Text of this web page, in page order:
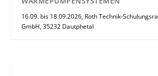
16.09. bis 18.09.2026, Roth Technik-
GmbH, 35232 Dautphetal